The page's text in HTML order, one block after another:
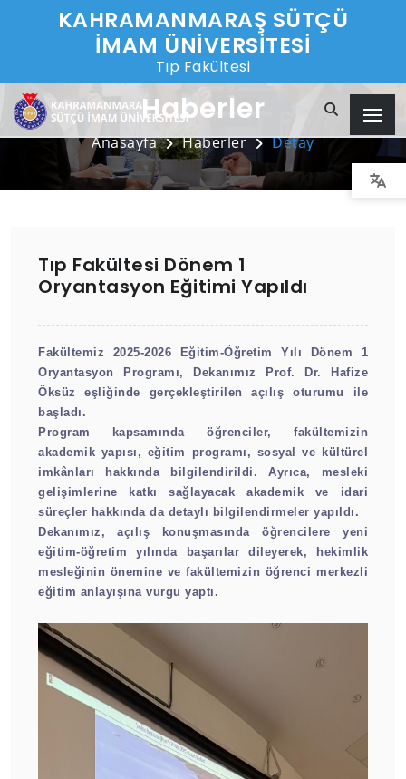
KAHRAMANMARAŞ SÜTÇÜ
İMAM ÜNİVERSİTESİ
Tıp Fakültesi
Haberler
Anasayfa Haberler Detay
Tıp Fakültesi Dönem 1
Oryantasyon Eğitimi Yapıldı
Fakültemiz 2025-2026 Eğitim-Öğretim Yılı Dönem 1
Oryantasyon Programı, Dekanımız Prof. Dr. Hafize
Öksüz eşliğinde gerçekleştirilen açılış oturumu ile
başladı.
Program kapsamında öğrenciler, fakültemizin
akademik yapısı, eğitim programı, sosyal ve kültürel
imkânları hakkında bilgilendirildi. Ayrıca, mesleki
gelişimlerine katkı sağlayacak akademik ve idari
süreçler hakkında da detaylı bilgilendirmeler yapıldı.
Dekanımız, açılış konuşmasında öğrencilere yeni
eğitim-öğretim yılında başarılar dileyerek, hekimlik
mesleğinin önemine ve fakültemizin öğrenci merkezli
eğitim anlayışına vurgu yaptı.